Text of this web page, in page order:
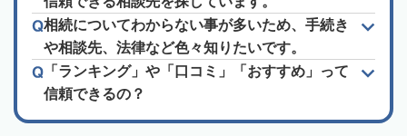
相続についてわからない事が多いため、手続き
や相談先、法律など色々知りたいです。
「ランキング」や「口コミ」「おすすめ」って
信頼できるの？